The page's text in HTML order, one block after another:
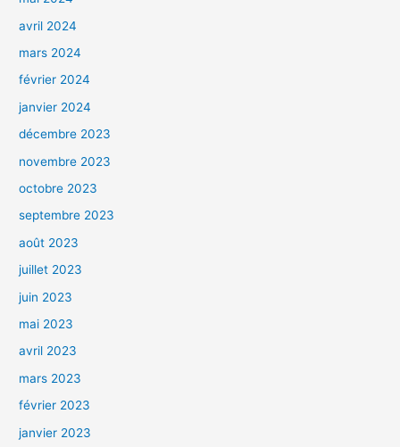
avril 2024
mars 2024
février 2024
janvier 2024
décembre 2023
novembre 2023
octobre 2023
septembre 2023
août 2023
juillet 2023
juin 2023
mai 2023
avril 2023
mars 2023
février 2023
janvier 2023